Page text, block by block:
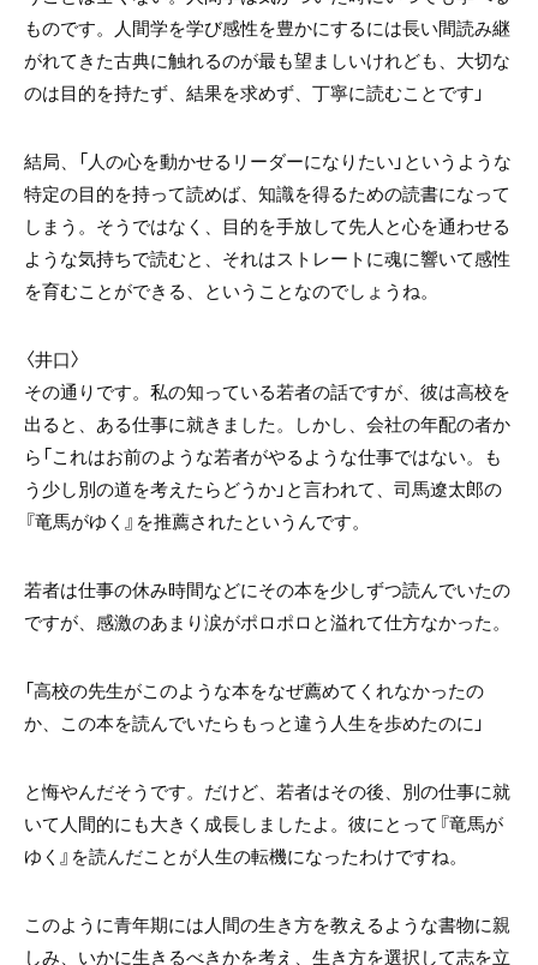
ものです。人間学を学び感性を豊かにするには長い間読み継
がれてきた古典に触れるのが最も望ましいけれども、大切な
のは目的を持たず、結果を求めず、丁寧に読むことです」
結局、「人の心を動かせるリーダーになりたい」というような
特定の目的を持って読めば、知識を得るための読書になって
しまう。そうではなく、目的を手放して先人と心を通わせる
ような気持ちで読むと、それはストレートに魂に響いて感性
を育むことができる、ということなのでしょうね。
〈井口〉
その通りです。私の知っている若者の話ですが、彼は高校を
出ると、ある仕事に就きました。しかし、会社の年配の者か
ら「これはお前のような若者がやるような仕事ではない。も
う少し別の道を考えたらどうか」と言われて、司馬遼太郎の
『竜馬がゆく』を推薦されたというんです。
若者は仕事の休み時間などにその本を少しずつ読んでいたの
ですが、感激のあまり涙がポロポロと溢れて仕方なかった。
「高校の先生がこのような本をなぜ薦めてくれなかったの
か、この本を読んでいたらもっと違う人生を歩めたのに」
と悔やんだそうです。だけど、若者はその後、別の仕事に就
いて人間的にも大きく成長しましたよ。彼にとって『竜馬が
ゆく』を読んだことが人生の転機になったわけですね。
このように青年期には人間の生き方を教えるような書物に親
しみ、いかに生きるべきかを考え、生き方を選択して志を立